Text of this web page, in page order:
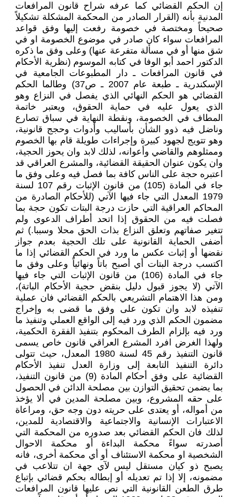
إن الحكم القضائي كما عرفه شراح قانون المرافعات
المدنية بأنه (القرار الصادر من المحكمة المشكلة تشكيلاً
صحيحاً ومختصة في خصومة رفعت إليها وفق قواعد
المرافعات سواء كان صادر في موضوع الخصومة او في
شق منها أو في مسألة متفرعة عنها) وعلى وفق ما ذكره
الدكتور احمد أبو الوفا في كتابه الموسوم (نظرية الأحكام
في قانون المرافعات ـ دار المطبوعات الجامعية في
الإسكندرية ـ طبعة عام 2007 ـ ص37) وطالما الحكم
القضائي هو الحكم النهائي الذي يفصل في النزاع وهو
الذي يعول عليه في حماية الحقوق، ويعتبر خاتمة
المطاف في الخصومة، ونقطة النهاية في سباق تصارع
وناضل فيه ذوو الشأن بأساليب وأدوات وحجج قانونية،
وهو تتويج لجهود كبيرة وإجراءات طويلة قام بها الخصوم
وممثلوهم والقاضي وأعوانه، لذلك لابد وان يحوز الحجية،
وان يكون عنوان الحقيقة القضائية، والمشرع العراقي قد
اعتبره حجة على الناس كافة بما فصل فيه وعلى وفق ما
جاء في المادة (105) من قانون الإثبات رقم 107 لسنة
1979 المعدل التي جاء فيها الآتي (للأحكام الصادرة من
المحاكم العراقية التي حازت درجة البتات تكون حجة بما
فصلت فيه من الحقوق إذا اتحد أطراف الدعوى ولم
تتغير صفاتهم وتعلق النزاع بذات الحق محلا وسببا.) ثم
أضفى الحماية القانونية على تلك الحجية بعدم جواز
نقضها أو إثبات عكس ما ورد في الحكم القضائي إذا ما
اكتسب درجة البتات أي أصبح باتاً ونهائياً وعلى وفق ما
جاء في المادة (106) من قانون الإثبات التي جاء فيها
الآتي (لا يجوز قبول دليل بنقض حجية الأحكام الباتة)،
ومن هذا الاهتمام التشريعي بالحكم القضائي فان عملية
تنفيذه لابد وان تكون على وفق ما قضى به وإخراج
مضمون الحكم الذي ورد فيه إلى الواقع العملي وتنفيذ ما
ورد فيه بإلزام الطرف المحكوم بتنفيذ الفقرة الحكمية،
ولهذا الغرض افرد المشرع العراقي قانون خاص يسمى
قانون التنفيذ رقم 45 لسنة 1980 المعدل، حيث تتولى
دائرة التنفيذ التابعة إلى وزارة العدل تنفيذ الأحكام
القضائية على وفق أحكام المادة (9) من قانون التنفيذ،
بما يضمن تحقيق التوازن بين مصلحة الدائن في الحصول
على حقه المشروع، وبين مصلحة المدين في ألا يؤخذ
من أمواله، أو يعتدى على حريته دون وجه حق، ومراعاة
الاعتبارات الإنسانية والاجتماعية والاقتصادية للمدين،
لذلك فان الحكم القضائي بعد صدوره من المحكمة التي
أصدرته سواءً محكمة البداءة أو محكمة الاحوال
الشخصية او محكمة الاستئناف أو أي محكمة أخرى، فانه
يصبح ذو كيان مستقل ليس لآي جهة ان تتلاعب في
مضمونه، إلا إذا تم تعديله أو إبطاله بحكم قضائي بإتباع
طرق الطعن القانونية التي نص عليها قانون المرافعات